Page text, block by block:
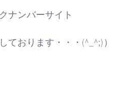
ナンバーサイト
ております・・・(^_^;)）